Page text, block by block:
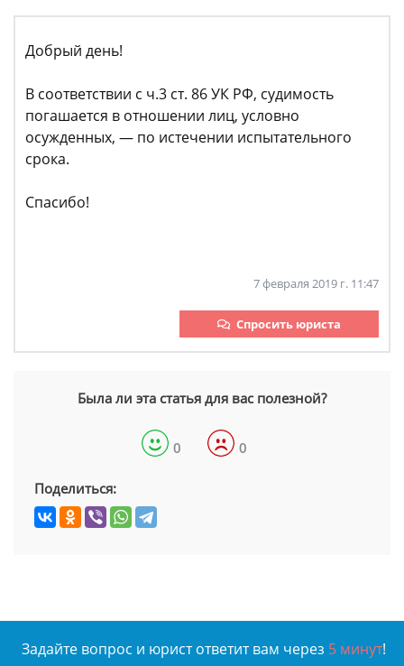
Добрый день!
В соответствии с ч.3 ст. 86 УК РФ, судимость
погашается в отношении лиц, условно
осужденных, — по истечении испытательного
срока.
Спасибо!
7 февраля 2019 г. 11:47
Спросить юриста
Была ли эта статья для вас полезной?
0 0
Поделиться:
Задайте вопрос и юрист ответит вам через 5 минут!